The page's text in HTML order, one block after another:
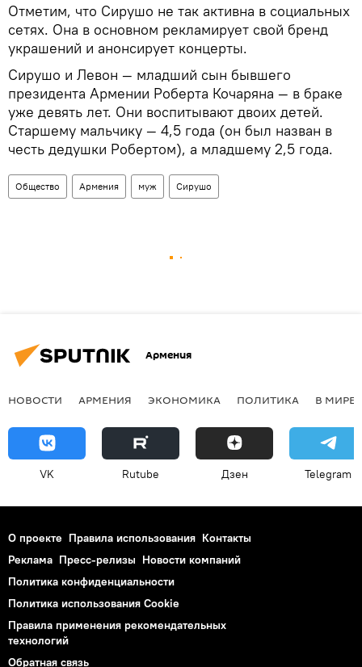
Отметим, что Сирушо не так активна в социальных
сетях. Она в основном рекламирует свой бренд
украшений и анонсирует концерты.
Сирушо и Левон — младший сын бывшего
президента Армении Роберта Кочаряна — в браке
уже девять лет. Они воспитывают двоих детей.
Старшему мальчику — 4,5 года (он был назван в
честь дедушки Робертом), а младшему 2,5 года.
Общество Армения муж Сирушо
Армения
НОВОСТИ АРМЕНИЯ ЭКОНОМИКА ПОЛИТИКА В МИРЕ
VK Rutube Дзен Telegram
О проекте Правила использования Контакты
Реклама Пресс-релизы Новости компаний
Политика конфиденциальности
Политика использования Cookie
Правила применения рекомендательных
технологий
Обратная связь